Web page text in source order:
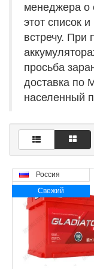
менеджера о
этот список
встречу. При
просьба
доставка по
населенный
Россия
Свежий